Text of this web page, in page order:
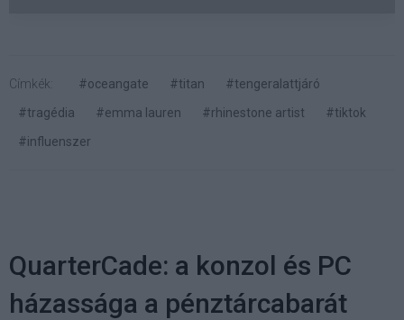
Címkék: #oceangate #titan
#tengeralattjáró
#tragédia
#emma lauren #rhinestone artist
#tiktok
#influenszer
QuarterCade: a konzol és PC
házassága a pénztárcabarát